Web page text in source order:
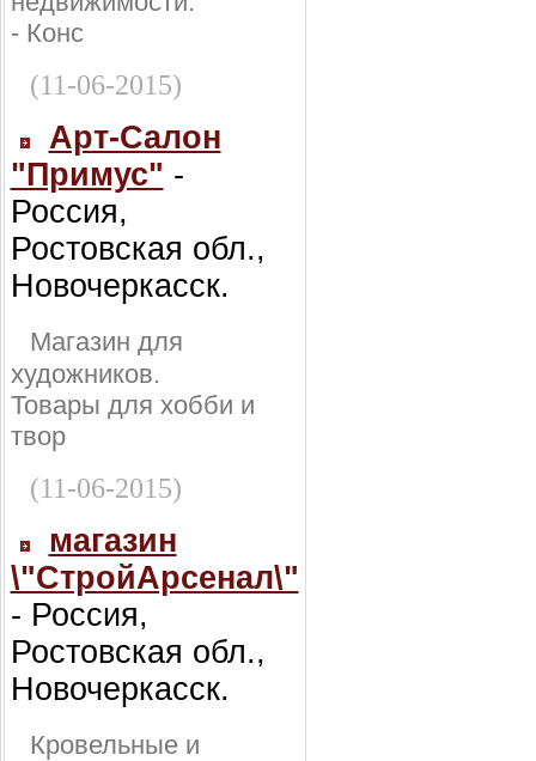
- Конс
(11-06-2015)
Арт-Салон
"Примус" -
Россия,
Ростовская обл.,
Новочеркасск.
Магазин для
художников.
Товары для хобби и
твор
(11-06-2015)
магазин
\"СтройАрсенал\"
- Россия,
Ростовская обл.,
Новочеркасск.
Кровельные и